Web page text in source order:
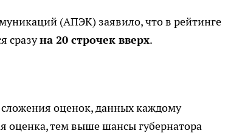
(АПЭК) заявило, что в рейтинге
сразуна 20 строчек вверх.
сложения оценок, данных каждому
оценка, тем выше шансы губернатора